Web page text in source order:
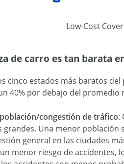
Low-Cost
de carro es tan barata
cinco estados más baratos
40% por debajo del
congestión de tráfico:
grandes. Una menor
general en las ciudades
menor riesgo de accidentes,